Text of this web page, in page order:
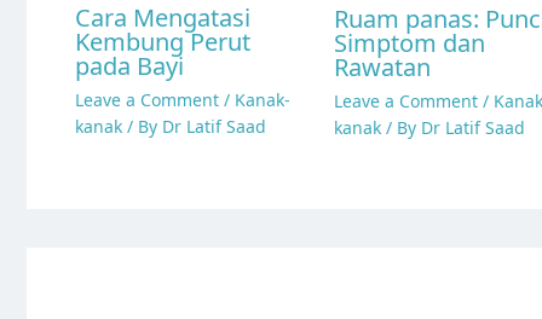
Cara Mengatasi
Kembung Perut
pada Bayi
Leave a Comment / Kanak-
kanak / By Dr Latif Saad
Ruam panas:
Simptom dan
Rawatan
Leave a Comment /
kanak/ By Dr Latif Saad